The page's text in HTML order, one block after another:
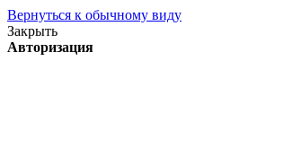
Вернуться к обычному виду
Закрыть
Авторизация